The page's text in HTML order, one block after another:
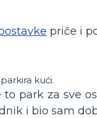
priče i
kući.
to park za sve
i bio sam